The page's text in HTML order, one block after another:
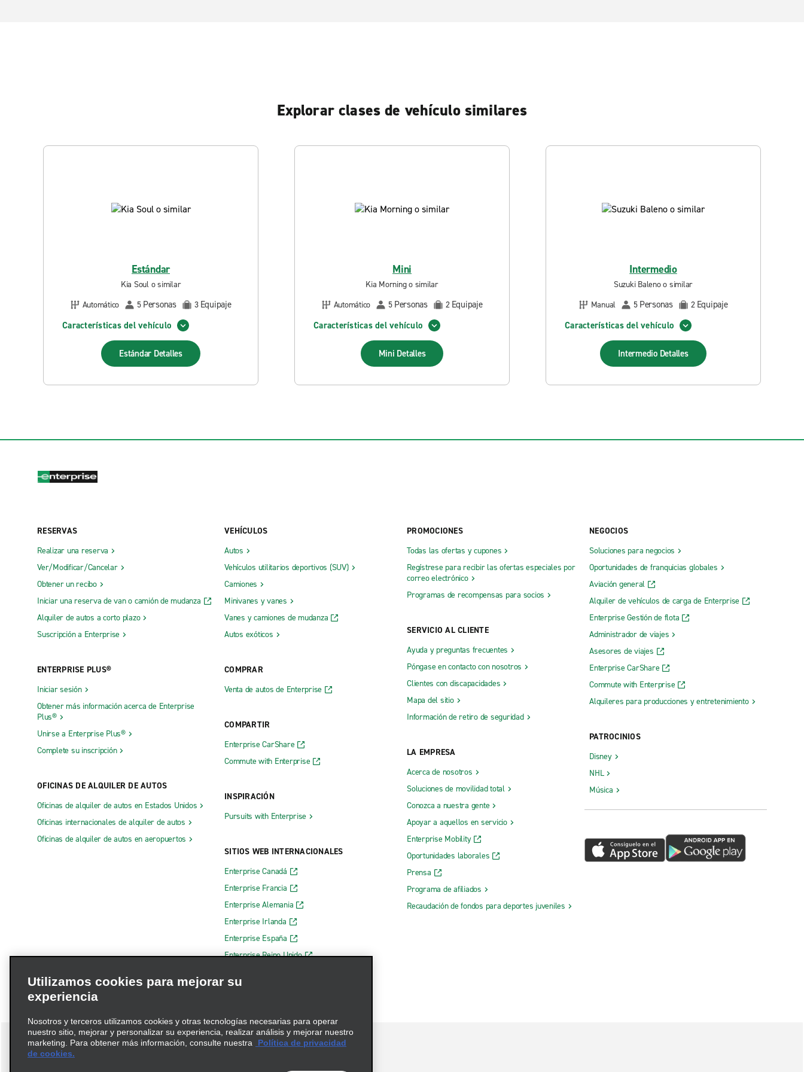
Explorar clases de vehículo similares
Estándar
Kia Soul o similar
Automático
5 Personas 3 Equipaje
Características del vehículo
Estándar Detalles
Mini
Kia Morning o similar
Automático
5 Personas 2 Equipaje
Características del vehículo
Mini Detalles
Intermedio
Suzuki Baleno o similar
Manual
5 Personas 2 Equipaje
Características del vehículo
Intermedio Detalles
RESERVAS
Realizar una reserva
Ver/Modificar/Cancelar
Obtener un recibo
Iniciar una reserva de van o camión de mudanza
Alquiler de autos a corto plazo
Suscripción a Enterprise
ENTERPRISE PLUS®
Iniciar sesión
Obtener más información acerca de Enterprise
Plus®
Unirse a Enterprise Plus®
Complete su inscripción
OFICINAS DE ALQUILER DE AUTOS
Oficinas de alquiler de autos en Estados Unidos
Oficinas internacionales de alquiler de autos
Oficinas de alquiler de autos en aeropuertos
VEHÍCULOS
Autos
Vehículos utilitarios deportivos (SUV)
Camiones
Minivanes y vanes
Vanes y camiones de mudanza
Autos exóticos
COMPRAR
Venta de autos de Enterprise
COMPARTIR
Enterprise CarShare
Commute with Enterprise
INSPIRACIÓN
Pursuits with Enterprise
SITIOS WEB INTERNACIONALES
Enterprise Canadá
Enterprise Francia
Enterprise Alemania
Enterprise Irlanda
Enterprise España
Enterprise Reino Unido
PROMOCIONES
Todas las ofertas y cupones
Regístrese para recibir las ofertas especiales por
correo electrónico
Programas de recompensas para socios
SERVICIO AL CLIENTE
Ayuda y preguntas frecuentes
Póngase en contacto con nosotros
Clientes con discapacidades
Mapa del sitio
Información de retiro de seguridad
LA EMPRESA
Acerca de nosotros
Soluciones de movilidad total
Conozca a nuestra gente
Apoyar a aquellos en servicio
Enterprise Mobility
Oportunidades laborales
Prensa
Programa de afiliados
Recaudación de fondos para deportes juveniles
NEGOCIOS
Soluciones para negocios
Oportunidades de franquicias globales
Aviación general
Alquiler de vehículos de carga de Enterprise
Enterprise Gestión de flota
Administrador de viajes
Asesores de viajes
Enterprise CarShare
Commute with Enterprise
Alquileres para producciones y entretenimiento
PATROCINIOS
Disney
NHL
Música
Utilizamos cookies para mejorar su
experiencia
Nosotros y terceros utilizamos cookies y otras tecnologías necesarias para operar
nuestro sitio, mejorar y personalizar su experiencia, realizar análisis y mejorar nuestro
marketing. Para obtener más información, consulte nuestra
Política de privacidad
de cookies.